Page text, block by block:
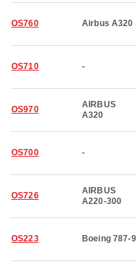
OS760 Airbus A320
OS710 -
OS970
AIRBUS
A320
OS700 -
OS726
AIRBUS
A220-300
OS223 Boeing 787-9